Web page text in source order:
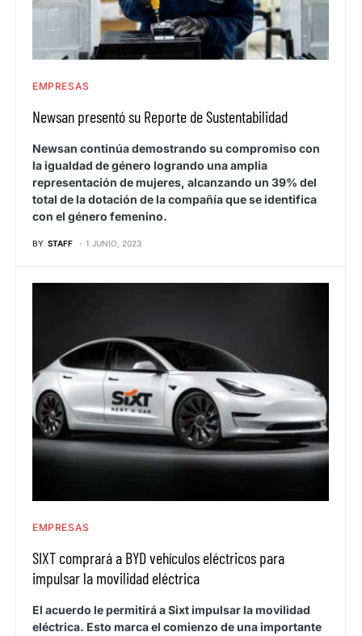
EMPRESAS
Newsan presentó su Reporte de Sustentabilidad
Newsan continúa demostrando su compromiso con
la igualdad de género logrando una amplia
representación de mujeres, alcanzando un 39% del
total de la dotación de la compañía que se identifica
con el género femenino.
BY STAFF 1 JUNIO, 2023
EMPRESAS
SIXT comprará a BYD vehículos eléctricos para
impulsar la movilidad eléctrica
El acuerdo le permitirá a Sixt impulsar la movilidad
eléctrica. Esto marca el comienzo de una importante